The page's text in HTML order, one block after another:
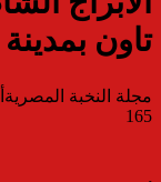
تاون
مجلة النخبة المصرية
165